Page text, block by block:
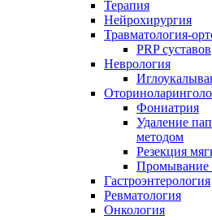
Терапия
Нейрохирургия
Травматология-
PRP суставов
Неврология
Фониатрия
Удаление
методом
Резекция
Промывание
Гастроэнтерология
Ревматология
Онкология